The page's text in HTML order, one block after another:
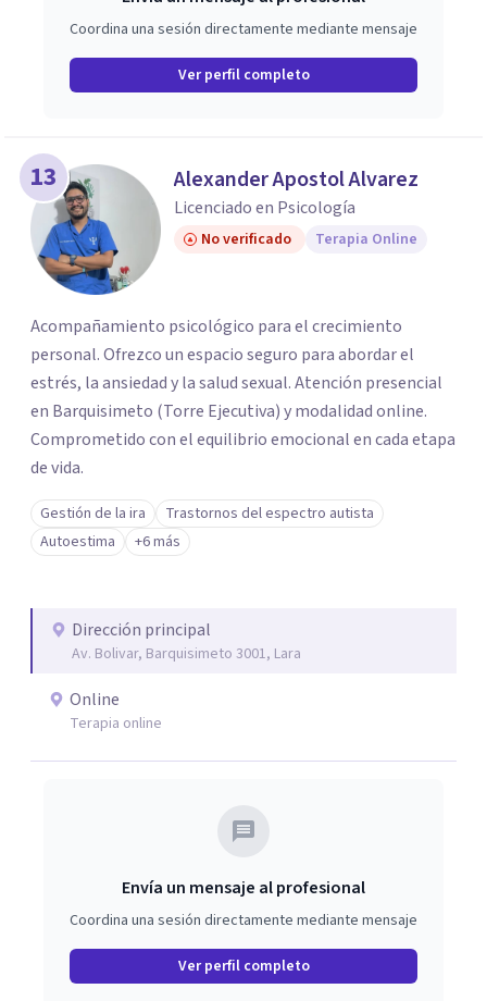
Coordina una sesión directamente mediante mensaje
Ver perfil completo
13 Alexander Apostol Alvarez
Licenciado en Psicología
No verificado Terapia Online
Acompañamiento psicológico para el crecimiento
personal. Ofrezco un espacio seguro para abordar el
estrés, la ansiedad y la salud sexual. Atención presencial
en Barquisimeto (Torre Ejecutiva) y modalidad online.
Comprometido con el equilibrio emocional en cada etapa
de vida.
Gestión de la ira
Trastornos del espectro autista
Autoestima
+6 más
Dirección principal
Av. Bolivar, Barquisimeto 3001, Lara
Online
Terapia online
Envía un mensaje al profesional
Coordina una sesión directamente mediante mensaje
Ver perfil completo